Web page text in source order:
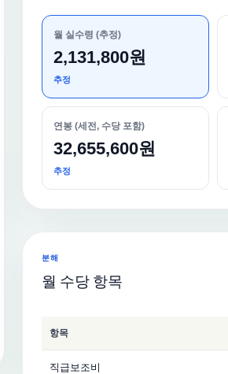
월 실수령 (추정)
2,131,800원
추정
연봉 (세전, 수당 포함)
32,655,600원
추정
분해
월 수당 항목
항목
직급보조비